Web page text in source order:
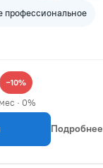
профессиональное
−10%
· 0%
Подробнее